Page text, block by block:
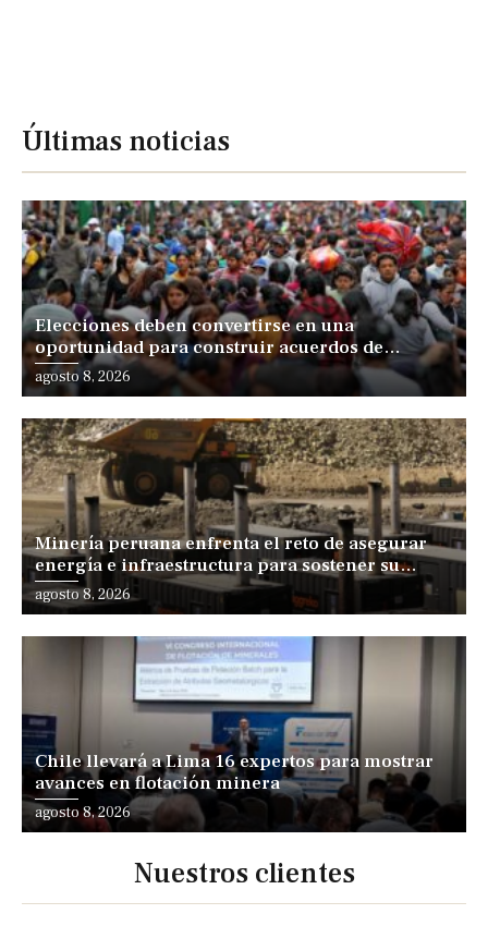
Últimas noticias
Elecciones deben convertirse en una
oportunidad para construir acuerdos de
desarrollo, sostiene especialista
agosto 8, 2026
Minería peruana enfrenta el reto de asegurar
energía e infraestructura para sostener su
expansión
agosto 8, 2026
Chile llevará a Lima 16 expertos para mostrar
avances en flotación minera
agosto 8, 2026
Nuestros clientes